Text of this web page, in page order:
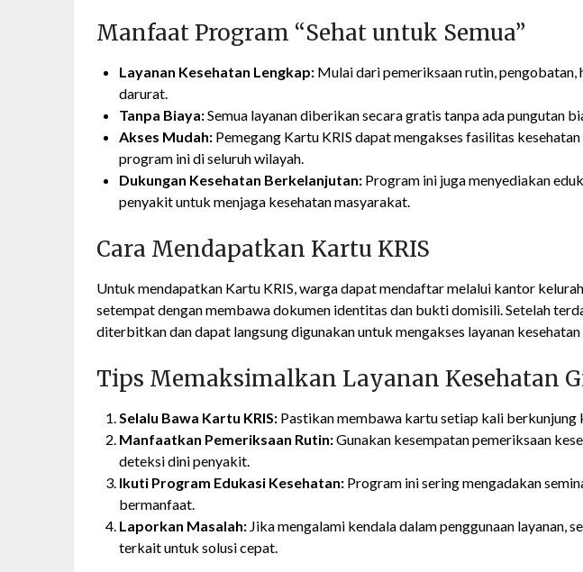
Manfaat Program “Sehat untuk Semua”
Layanan Kesehatan Lengkap: Mulai dari pemeriksaan rutin, pengobatan,
darurat.
Tanpa Biaya:Semua layanan diberikan secara gratis tanpa ada pungutan
Akses Mudah: Pemegang Kartu KRIS dapat mengakses fasilitas
program ini di seluruh wilayah.
Dukungan Kesehatan Berkelanjutan: Program ini juga menyediakan
penyakit untuk menjaga kesehatan masyarakat.
Cara Mendapatkan Kartu KRIS
Untuk mendapatkan Kartu KRIS, warga dapat mendaftar melalui kantor
setempat dengan membawa dokumen identitas dan bukti domisili. Setelah
diterbitkan dan dapat langsung digunakan untuk mengakses layanan
Tips Memaksimalkan Layanan Kesehatan
Selalu Bawa Kartu KRIS: Pastikan membawa kartu setiap kali berkunjung
Manfaatkan Pemeriksaan Rutin:Gunakan kesempatan pemeriksaan
deteksi dini penyakit.
Ikuti Program Edukasi Kesehatan: Program ini sering mengadakan
bermanfaat.
Laporkan Masalah: Jika mengalami kendala dalam penggunaan layanan,
terkait untuk solusi cepat.